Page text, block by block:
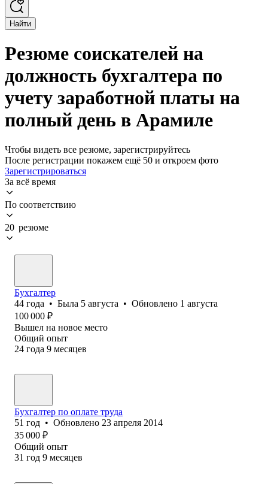
Найти
Резюме соискателей на
должность бухгалтера по
учету заработной платы на
полный день в Арамиле
Чтобы видеть все резюме, зарегистрируйтесь
После регистрации покажем ещё 50 и откроем фото
Зарегистрироваться
За всё время
По соответствию
20 резюме
Бухгалтер
44 года • Была 5 августа • Обновлено 1 августа
100 000 ₽
Вышел на новое место
Общий опыт
24 года 9 месяцев
Бухгалтер по оплате труда
51 год • Обновлено 23 апреля 2014
35 000 ₽
Общий опыт
31 год 9 месяцев